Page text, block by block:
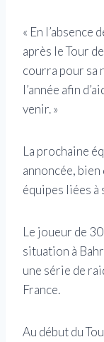
« En l’absence
après le Tour
courra pour sa
l’année afin
venir. »
La prochaine
annoncée, bien
équipes liées à
Le joueur de
situation à
une série de
France.
Au début du